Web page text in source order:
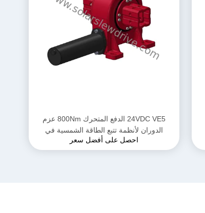
24VDC VE5 الدفع المتحرك 800Nm عزم
الدوران لأنظمة تتبع الطاقة الشمسية في
تطبيقات الحفرة البارابولية
احصل على أفضل سعر